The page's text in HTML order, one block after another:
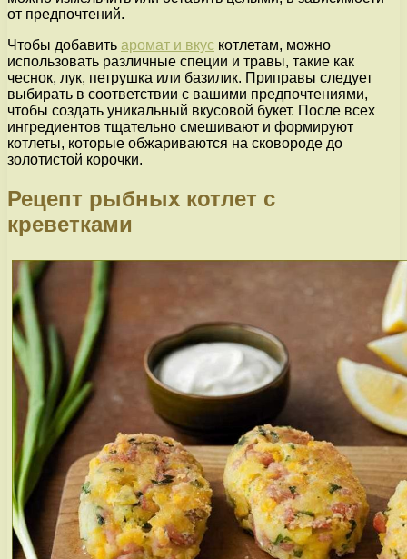
от предпочтений.
Чтобы добавить аромат и вкус котлетам, можно
использовать различные специи и травы, такие как
чеснок, лук, петрушка или базилик. Приправы следует
выбирать в соответствии с вашими предпочтениями,
чтобы создать уникальный вкусовой букет. После всех
ингредиентов тщательно смешивают и формируют
котлеты, которые обжариваются на сковороде до
золотистой корочки.
Рецепт рыбных котлет с
креветками